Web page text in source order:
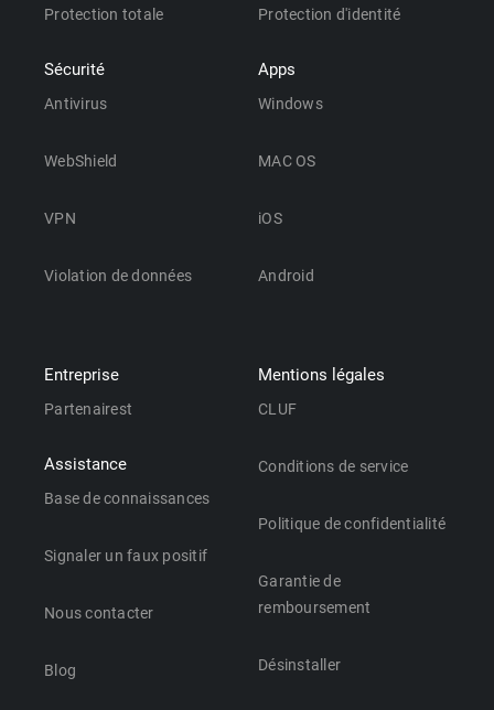
Protection totale
Sécurité
Antivirus
WebShield
VPN
Violation de données
Protection d'identité
Apps
Windows
MAC OS
iOS
Android
Entreprise
Partenairest
Assistance
Base de connaissances
Signaler un faux positif
Nous contacter
Blog
Mentions légales
CLUF
Conditions de service
Politique de confidentialité
Garantie de
remboursement
Désinstaller